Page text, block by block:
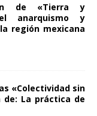
de «Tierra y
anarquismo y
región mexicana
«Colectividad sin
de: La práctica de